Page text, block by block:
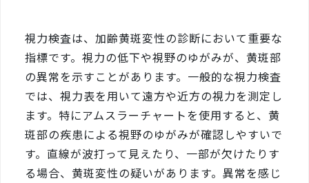
視力検査は、加齢黄斑変性の診断において重要な
指標です。視力の低下や視野のゆがみが、黄斑部
の異常を示すことがあります。一般的な視力検査
では、視力表を用いて遠方や近方の視力を測定し
ます。特にアムスラーチャートを使用すると、黄
斑部の疾患による視野のゆがみが確認しやすいで
す。直線が波打って見えたり、一部が欠けたりす
る場合、黄斑変性の疑いがあります。異常を感じ